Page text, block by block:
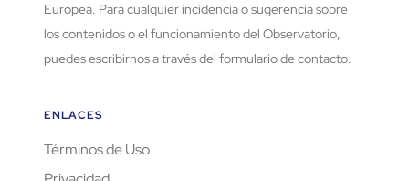
Europea. Para cualquier incidencia o sugerencia sobre
los contenidos o el funcionamiento del Observatorio,
puedes escribirnos a través del formulario de contacto.
ENLACES
Términos de Uso